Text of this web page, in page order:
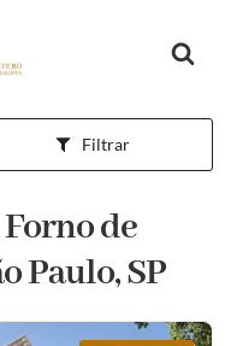
Filtrar
de
Paulo, SP